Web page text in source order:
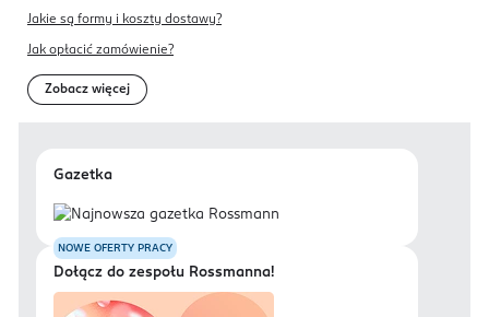
Jakie są formy i koszty dostawy?
Jak opłacić zamówienie?
Zobacz więcej
Gazetka
NOWE OFERTY PRACY
Dołącz do zespołu Rossmanna!